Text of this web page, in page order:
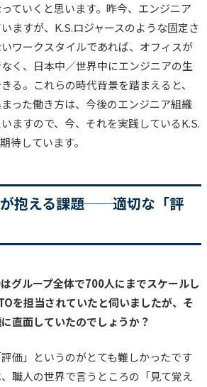
ていくと思います。昨今、 エンジニア
ますが、K.S.ロジャースのような固定さ
ワークスタイルであれば、オフィスが
く、日本中／世界中にエンジニアの生
る。 これらの時代背景を踏まえると、
った働き方は、今後のエンジニア組織
ますので、今、それを実践しているK.S.
待しています。
抱える課題──適切な「評
ループ全体で700人にまでスケールし
を担当されていたと伺いましたが、そ
直面していたのでしょうか？
価」というのがとても難しかったです
職人の世界で言うところの「見て覚え